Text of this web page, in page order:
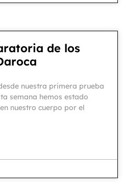
de los
nuestra primera prueba
semana hemos estado
nuestro cuerpo por el